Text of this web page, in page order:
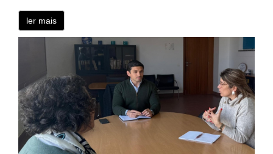
ler mais